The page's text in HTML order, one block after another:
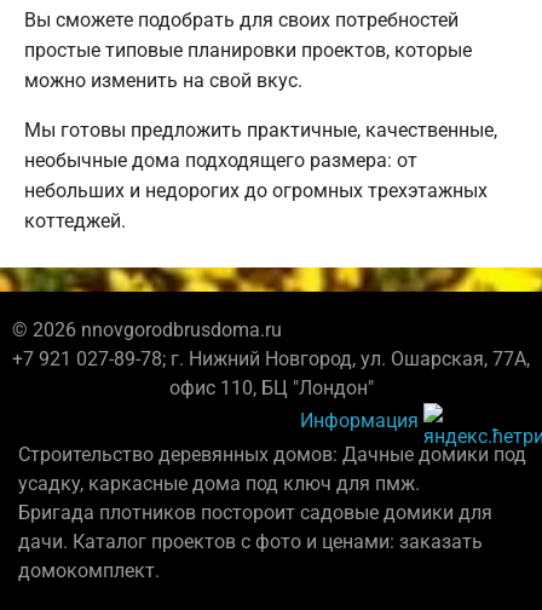
Вы сможете подобрать для своих потребностей
простые типовые планировки проектов, которые
можно изменить на свой вкус.
Мы готовы предложить практичные, качественные,
необычные дома подходящего размера: от
небольших и недорогих до огромных трехэтажных
коттеджей.
© 2026 nnovgorodbrusdoma.ru
+7 921 027-89-78; г. Нижний Новгород, ул. Ошарская, 77А,
офис 110, БЦ "Лондон"
Информация
Строительство деревянных домов: Дачные домики под
усадку, каркасные дома под ключ для пмж.
Бригада плотников постороит садовые домики для
дачи. Каталог проектов с фото и ценами: заказать
домокомплект.